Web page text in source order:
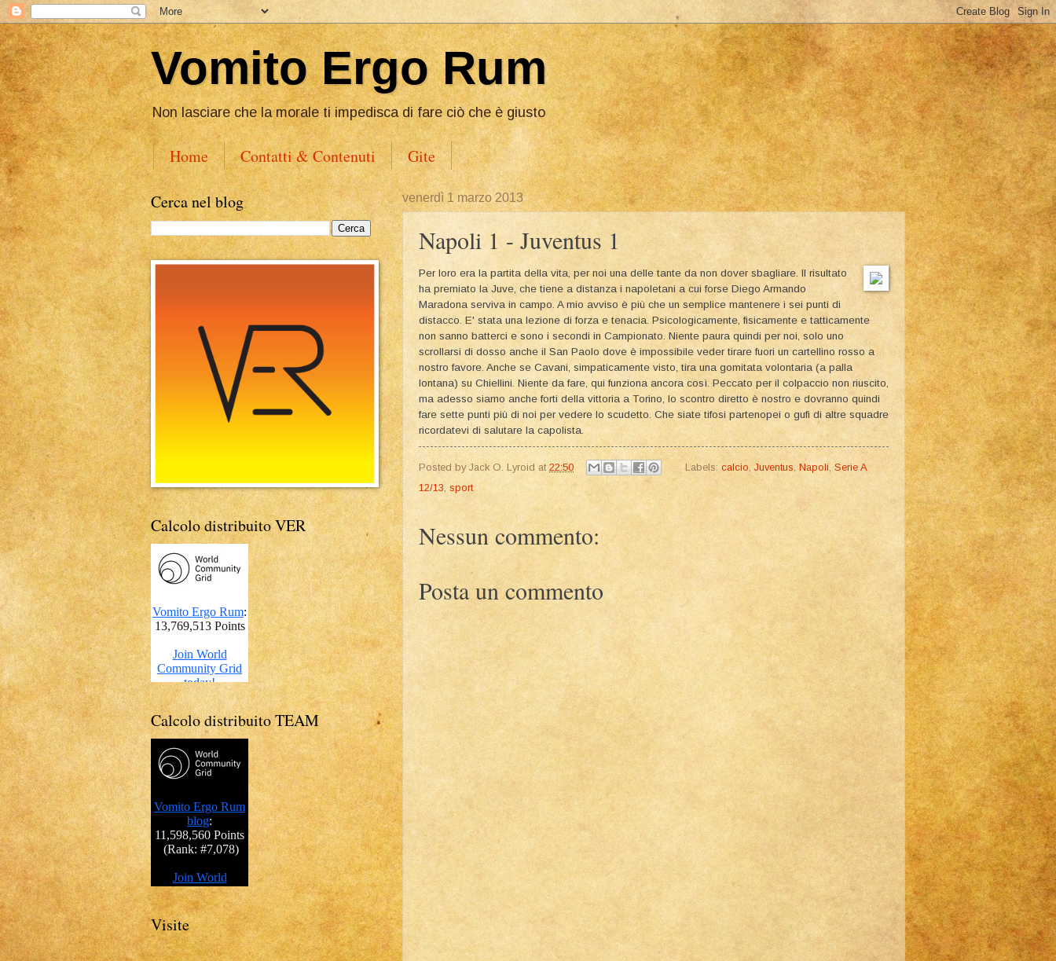
Vomito Ergo Rum
Non lasciare che la morale ti impedisca di fare ciò che è giusto
Home Contatti & Contenuti Gite
venerdì 1 marzo 2013
Napoli 1 - Juventus 1
Per loro era la partita della vita, per noi una delle tante da non dover sbagliare. Il risultato
ha premiato la Juve, che tiene a distanza i napoletani a cui forse Diego Armando
Maradona serviva in campo. A mio avviso è più che un semplice mantenere i sei punti di
distacco. E' stata una lezione di forza e tenacia. Psicologicamente, fisicamente e tatticamente
non sanno batterci e sono i secondi in Campionato. Niente paura quindi per noi, solo uno
scrollarsi di dosso anche il San Paolo dove è impossibile veder tirare fuori un cartellino rosso a
nostro favore. Anche se Cavani, simpaticamente visto, tira una gomitata volontaria (a palla
lontana) su Chiellini. Niente da fare, qui funziona ancora così. Peccato per il colpaccio non riuscito,
ma adesso siamo anche forti della vittoria a Torino, lo scontro diretto è nostro e dovranno quindi
fare sette punti più di noi per vedere lo scudetto. Che siate tifosi partenopei o gufi di altre squadre
ricordatevi di salutare la capolista.
Posted byJack O. Lyroid at 22:50 Labels: calcio Juventus Napoli Serie A
12/13, sport
Nessun commento:
Posta un commento
Cerca nel blog
Calcolo distribuito VER
Calcolo distribuito TEAM
Visite